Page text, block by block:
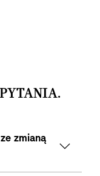
zmianą